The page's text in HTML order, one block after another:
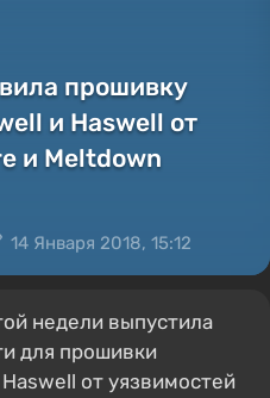
прошивку
и Haswell от
и Meltdown
14 Января 2018, 15:12
недели выпустила
для прошивки
от уязвимостей